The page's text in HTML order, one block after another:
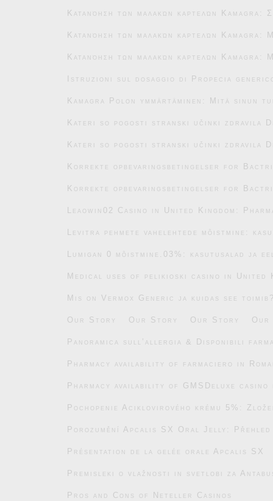
Κατανόηση των μαλακών καρτελών Kamagra:
Κατανόηση των μαλακών καρτελών Kamagra:
Κατανόηση των μαλακών καρτελών Kamagra:
Istruzioni sul dosaggio di Propecia
Kamagra Polon ymmärtäminen: Mitä sinun
Kateri so pogosti stranski učinki zdravila
Kateri so pogosti stranski učinki zdravila
Korrekte opbevaringsbetingelser for
Korrekte opbevaringsbetingelser for
Leaowin02 Casino in United Kingdom:
Levitra pehmete vahelehtede mõistmine:
Lumigan 0 mõistmine.03%: kasutusalad ja
Medical uses of pelikioski casino in United
Mis on Vermox Generic ja kuidas see
Our Story Our Story Our Story Our
Panoramica sull’allergia & Disponibili
Pharmacy availability of farmaciero in
Pharmacy availability of GMSDeluxe
Pochopenie Aciklovirového krému 5%:
Porozumění Apcalis SX Oral Jelly: Přehled
Présentation de la gelée orale Apcalis SX
Premisleki o vlažnosti in svetlobi za
Pros and Cons of Neteller Casinos